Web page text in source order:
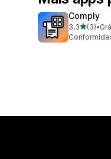
Comply
3,3de 5
(3)
3 •